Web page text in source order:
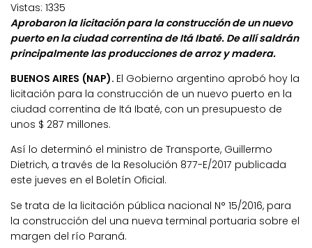
Vistas: 1335
Aprobaron la licitación para la construcción de un nuevo
puerto en la ciudad correntina de Itá Ibaté. De allí saldrán
principalmente las producciones de arroz y madera.
BUENOS AIRES (NAP). El Gobierno argentino aprobó hoy la
licitación para la construcción de un nuevo puerto en la
ciudad correntina de Itá Ibaté, con un presupuesto de
unos $ 287 millones.
Así lo determinó el ministro de Transporte, Guillermo
Dietrich, a través de la Resolución 877-E/2017 publicada
este jueves en el Boletín Oficial.
Se trata de la licitación pública nacional N° 15/2016, para
la construcción del una nueva terminal portuaria sobre el
margen del río Paraná.